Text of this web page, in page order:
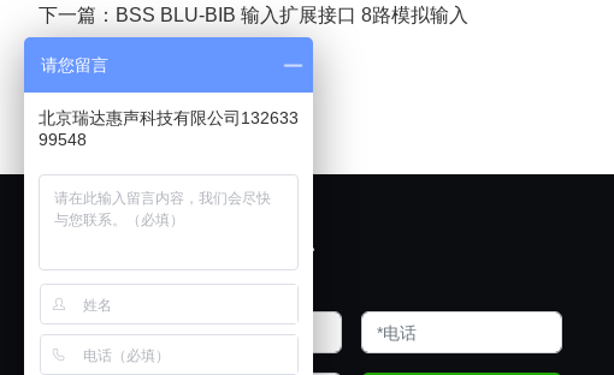
下一篇：BSS BLU-BIB 输入扩展接口 8路模拟输入
欢迎展厅试音
请您留言
北京瑞达惠声科技有限公司132633
99548